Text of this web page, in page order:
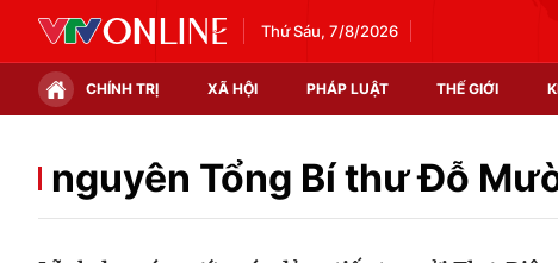
Thứ Sáu, 7/8/2026
CHÍNH TRỊ XÃ HỘI PHÁP LUẬT THẾ GIỚI
Xã hội
nguyên Tổng Bí thư Đỗ